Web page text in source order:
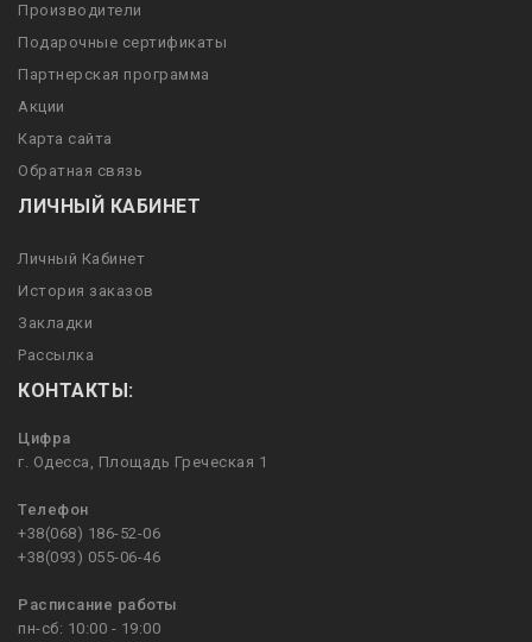
Производители
Подарочные сертификаты
Партнерская программа
Акции
Карта сайта
Обратная связь
ЛИЧНЫЙ КАБИНЕТ
Личный Кабинет
История заказов
Закладки
Рассылка
КОНТАКТЫ:
Цифра
г. Одесса, Площадь Греческая 1
Телефон
+38(068) 186-52-06
+38(093) 055-06-46
Расписание работы
пн-сб: 10:00 - 19:00